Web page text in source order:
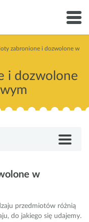
zabronione i dozwolone w
i dozwolone
w
przedmiotów różnią
do jakiego się udajemy.